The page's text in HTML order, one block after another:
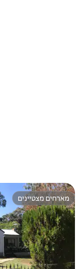
מארחים מצטיינים
מארחים מצטיינים